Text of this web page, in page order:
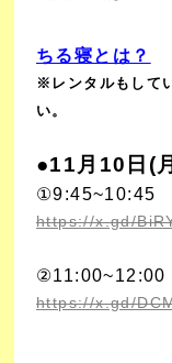
ちる寝とは？
※レンタルもして
い。
●11月10日(
①9:45~10:45
https://x.gd/
②11:00~12:00
https://x.gd/